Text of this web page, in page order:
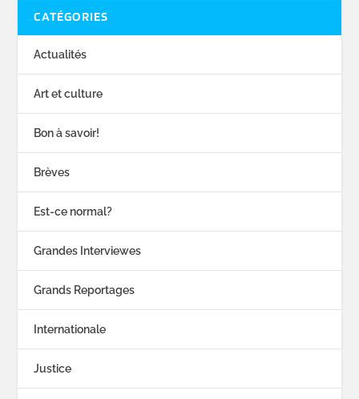
CATÉGORIES
Actualités
Art et culture
Bon à savoir!
Brèves
Est-ce normal?
Grandes Interviewes
Grands Reportages
Internationale
Justice